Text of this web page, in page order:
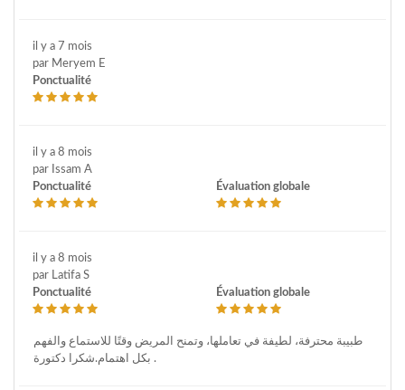
il y a 7 mois
par Meryem E
Ponctualité
il y a 8 mois
par Issam A
Ponctualité
Évaluation globale
il y a 8 mois
par Latifa S
Ponctualité
Évaluation globale
طبيبة محترفة، لطيفة في تعاملها، وتمنح المريض وقتًا للاستماع والفهم
بكل اهتمام.شكرا دكتورة .